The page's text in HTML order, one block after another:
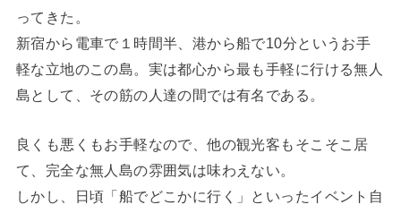
ってきた。
新宿から電車で１時間半、港から船で10分というお手
軽な立地のこの島。実は都心から最も手軽に行ける無人
島として、その筋の人達の間では有名である。
良くも悪くもお手軽なので、他の観光客もそこそこ居
て、完全な無人島の雰囲気は味わえない。
しかし、日頃「船でどこかに行く」といったイベント自